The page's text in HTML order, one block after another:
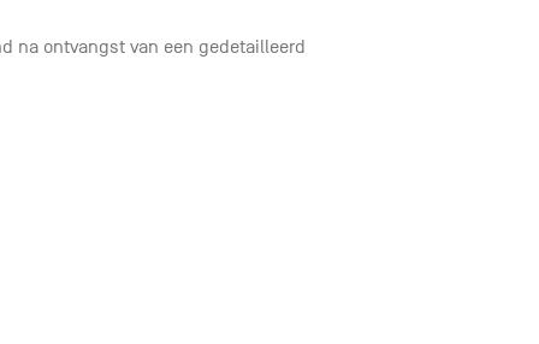
na ontvangst van een gedetailleerd